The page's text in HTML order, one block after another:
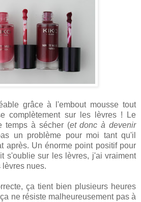
grâce à l'embout mousse tout
complètement sur les lèvres ! Le
temps à sécher (et donc à devenir
un problème pour moi tant qu'il
après. Un énorme point positif pour
s'oublie sur les lèvres, j'ai vraiment
lèvres nues.
ça tient bien plusieurs heures
ne résiste malheureusement pas à